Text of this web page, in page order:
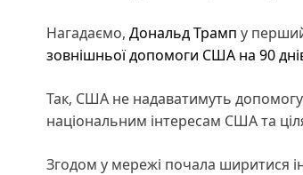
Нагадаємо, Дональд Трамп у перший
зовнішньої допомоги США на 90
Так, США не надаватимуть
національним інтересам США та
Згодом у мережі почала ширитися